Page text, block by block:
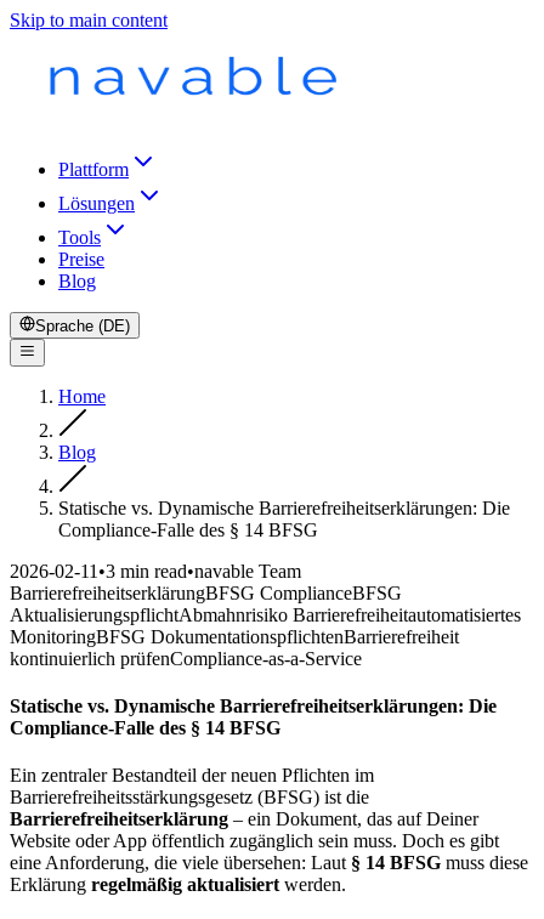
Skip to main content
Plattform
Lösungen
Tools
Preise
Blog
Sprache (DE)
Home
Blog
Statische vs. Dynamische Barrierefreiheitserklärungen: Die
Compliance-Falle des § 14 BFSG
2026-02-11 •3 min read•navable Team
BarrierefreiheitserklärungBFSG ComplianceBFSG
AktualisierungspflichtAbmahnrisiko Barrierefreiheitautomatisiertes
MonitoringBFSG DokumentationspflichtenBarrierefreiheit
kontinuierlich prüfenCompliance-as-a-Service
Statische vs. Dynamische Barrierefreiheitserklärungen: Die
Compliance-Falle des § 14 BFSG
Ein zentraler Bestandteil der neuen Pflichten im
Barrierefreiheitsstärkungsgesetz (BFSG) ist die
Barrierefreiheitserklärung – ein Dokument, das auf Deiner
Website oder App öffentlich zugänglich sein muss. Doch es gibt
eine Anforderung, die viele übersehen: Laut § 14 BFSG muss diese
Erklärung regelmäßig aktualisiert werden.